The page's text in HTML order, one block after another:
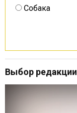
Собака
Выбор редакции